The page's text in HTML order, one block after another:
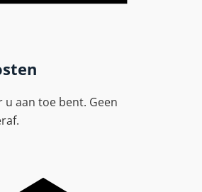
u aan toe bent. Geen